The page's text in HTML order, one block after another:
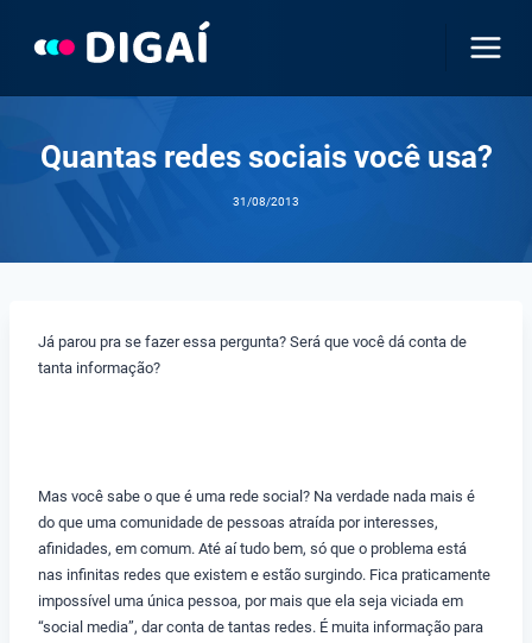
Quantas redes sociais você usa?
31/08/2013
Já parou pra se fazer essa pergunta? Será que você dá conta de
tanta informação?
Mas você sabe o que é uma rede social? Na verdade nada mais é
do que uma comunidade de pessoas atraída por interesses,
afinidades, em comum. Até aí tudo bem, só que o problema está
nas infinitas redes que existem e estão surgindo. Fica praticamente
impossível uma única pessoa, por mais que ela seja viciada em
“social media”, dar conta de tantas redes. É muita informação para